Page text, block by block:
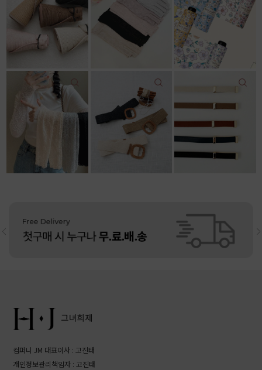
11,800원 14,043원
15,100원 7%↓
5.0
22,000원
13,500원 10,800원
리뷰: 4 | 5.0 11,800원
리뷰: 4 | 4.5
컴퍼니 JM 대표이사 : 고진태
개인정보관리책임자 : 고진태